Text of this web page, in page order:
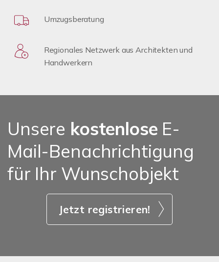
Umzugsberatung
Regionales Netzwerk aus Architekten und
Handwerkern
Unsere kostenlose E-
Mail-Benachrichtigung
für Ihr Wunschobjekt
Jetzt registrieren!